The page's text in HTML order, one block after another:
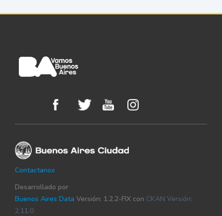
Contactanos
Desarrollado por
Buenos Aires Data Versión: 1.2.2-FIX con CKAN Versión:
2.11.0